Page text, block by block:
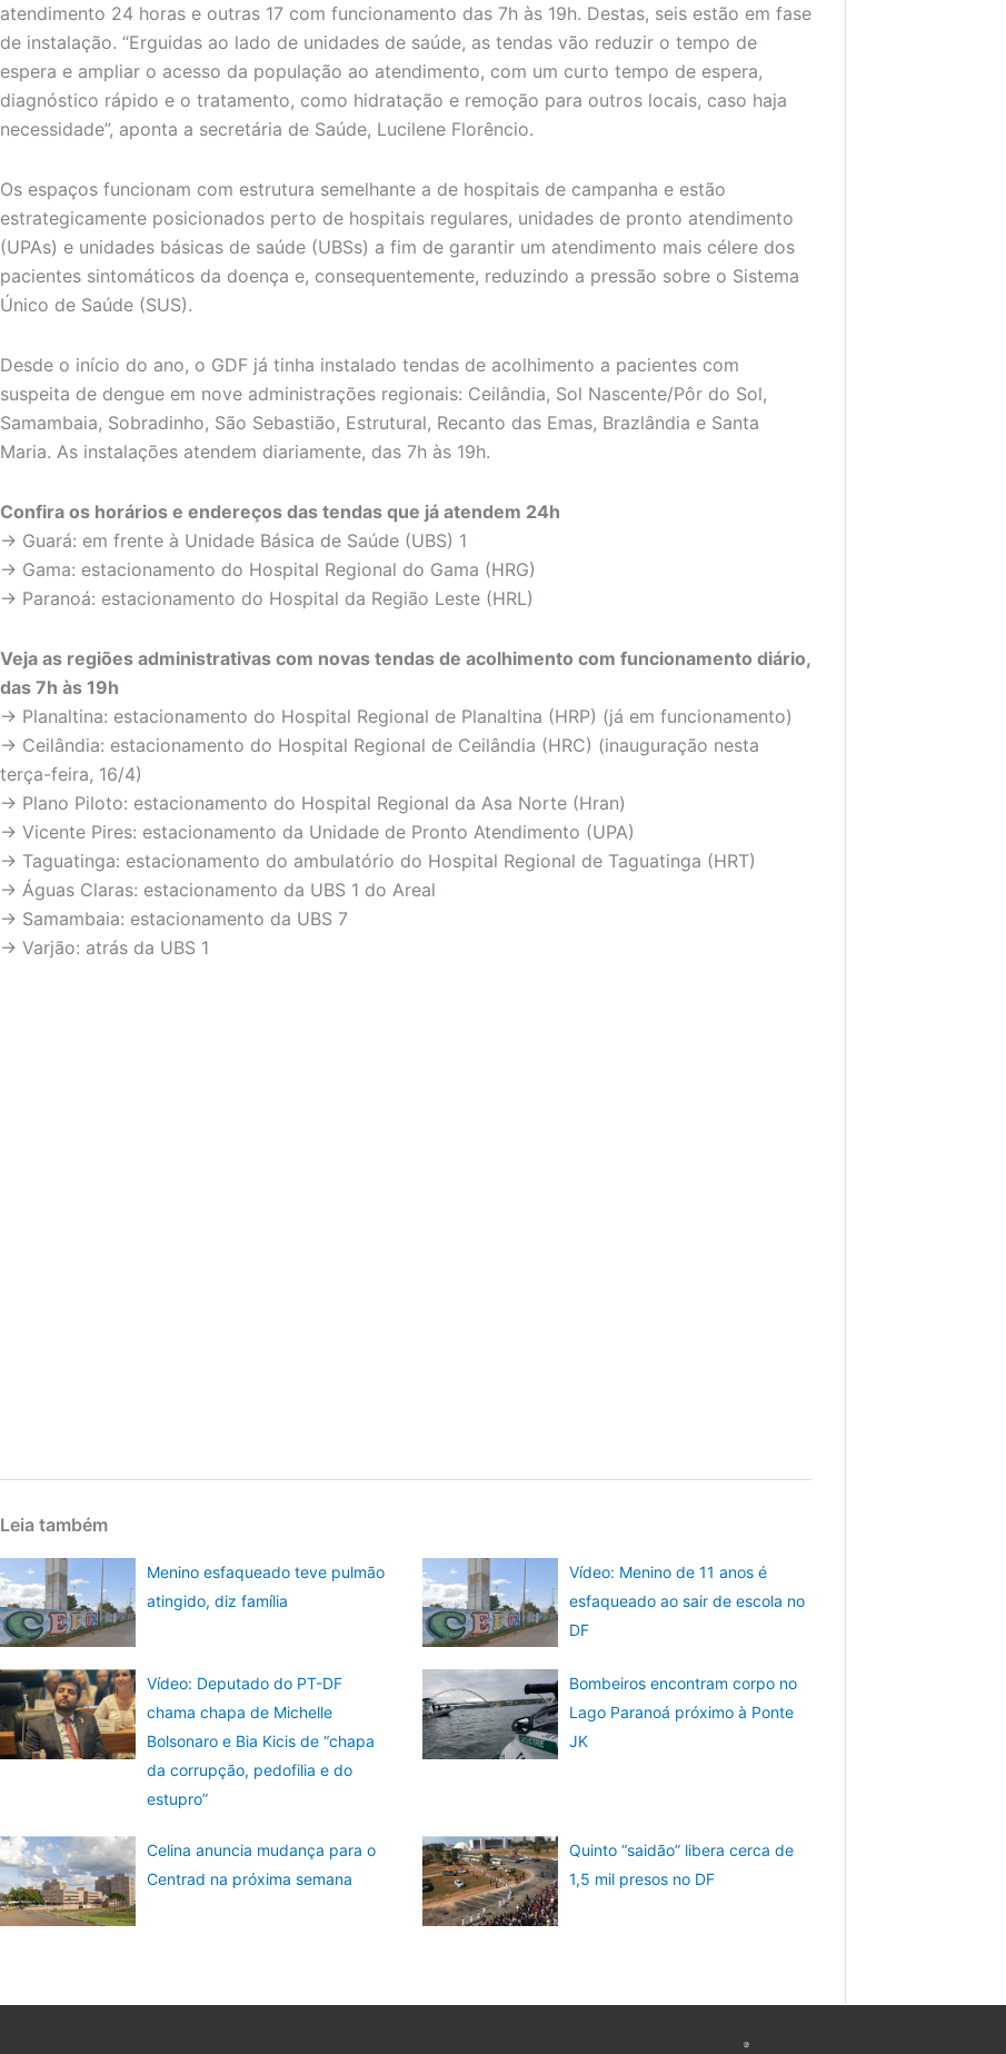
atendimento 24 horas e outras 17 com funcionamento das 7h às 19h. Destas, seis estão em fase
de instalação. “Erguidas ao lado de unidades de saúde, as tendas vão reduzir o tempo de
espera e ampliar o acesso da população ao atendimento, com um curto tempo de espera,
diagnóstico rápido e o tratamento, como hidratação e remoção para outros locais, caso haja
necessidade”, aponta a secretária de Saúde, Lucilene Florêncio.
Os espaços funcionam com estrutura semelhante a de hospitais de campanha e estão
estrategicamente posicionados perto de hospitais regulares, unidades de pronto atendimento
(UPAs) e unidades básicas de saúde (UBSs) a fim de garantir um atendimento mais célere dos
pacientes sintomáticos da doença e, consequentemente, reduzindo a pressão sobre o Sistema
Único de Saúde (SUS).
Desde o início do ano, o GDF já tinha instalado tendas de acolhimento a pacientes com
suspeita de dengue em nove administrações regionais: Ceilândia, Sol Nascente/Pôr do Sol,
Samambaia, Sobradinho, São Sebastião, Estrutural, Recanto das Emas, Brazlândia e Santa
Maria. As instalações atendem diariamente, das 7h às 19h.
Confira os horários e endereços das tendas que já atendem 24h
→ Guará: em frente à Unidade Básica de Saúde (UBS) 1
→ Gama: estacionamento do Hospital Regional do Gama (HRG)
→ Paranoá: estacionamento do Hospital da Região Leste (HRL)
Veja as regiões administrativas com novas tendas de acolhimento com funcionamento diário,
das 7h às 19h
→ Planaltina: estacionamento do Hospital Regional de Planaltina (HRP) (já em funcionamento)
→ Ceilândia: estacionamento do Hospital Regional de Ceilândia (HRC) (inauguração nesta
terça-feira, 16/4)
→ Plano Piloto: estacionamento do Hospital Regional da Asa Norte (Hran)
→ Vicente Pires: estacionamento da Unidade de Pronto Atendimento (UPA)
→ Taguatinga: estacionamento do ambulatório do Hospital Regional de Taguatinga (HRT)
→ Águas Claras: estacionamento da UBS 1 do Areal
→ Samambaia: estacionamento da UBS 7
→ Varjão: atrás da UBS 1
Leia também
Menino esfaqueado teve pulmão
atingido, diz família
Vídeo: Menino de 11 anos é
esfaqueado ao sair de escola no
DF
Vídeo: Deputado do PT-DF
chama chapa de Michelle
Bolsonaro e Bia Kicis de “chapa
da corrupção, pedofilia e do
estupro”
Bombeiros encontram corpo no
Lago Paranoá próximo à Ponte
JK
Celina anuncia mudança para o
Centrad na próxima semana
Quinto “saidão” libera cerca de
1,5 mil presos no DF